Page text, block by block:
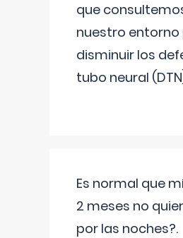
que
nuestro entorno
disminuir los
tubo neural
Es normal que
2 meses no
por las noches?.